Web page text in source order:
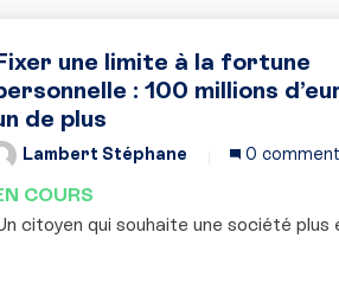
une limite à la fortune
: 100 millions
de plus
Lambert Stéphane 0
COURS
citoyen qui souhaite une société plus